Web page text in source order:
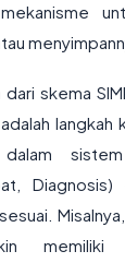
skema
langkah